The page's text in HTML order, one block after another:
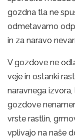
gozdna tla ne
odmetavamo
in za naravo
V gozdove ne
veje in ostanki
naravnega
gozdove
vrste rastlin,
vplivajo na naše